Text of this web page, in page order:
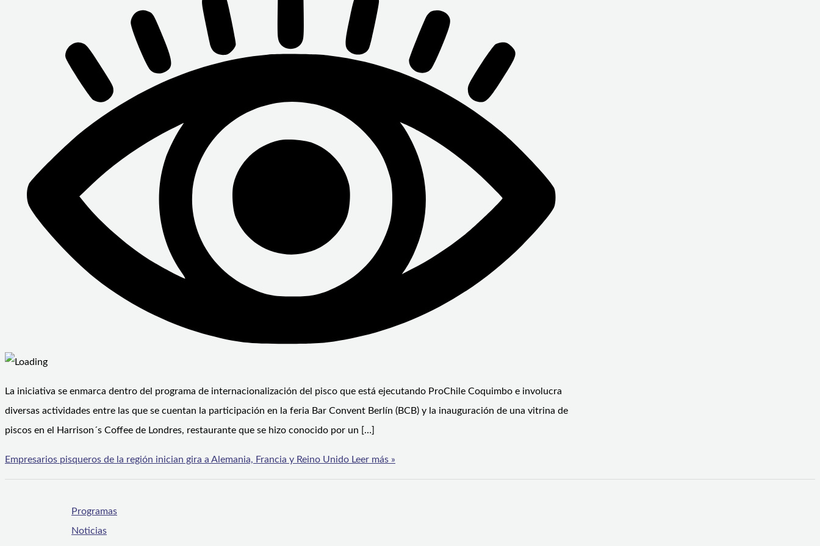
La iniciativa se enmarca dentro del programa de internacionalización del pisco que está ejecutando ProChile Coquimbo e involucra
diversas actividades entre las que se cuentan la participación en la feria Bar Convent Berlín (BCB) y la inauguración de una vitrina de
piscos en el Harrison´s Coffee de Londres, restaurante que se hizo conocido por un […]
Empresarios pisqueros de la región inician gira a Alemania, Francia y Reino Unido Leer más »
Programas
Noticias